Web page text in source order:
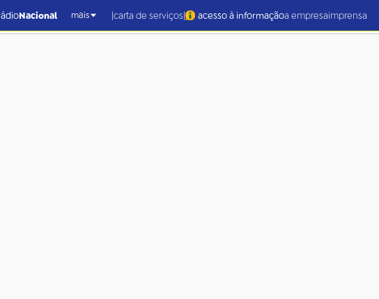
Nacional mais |carta de serviços| acesso à informaçãoa empresaimprensa